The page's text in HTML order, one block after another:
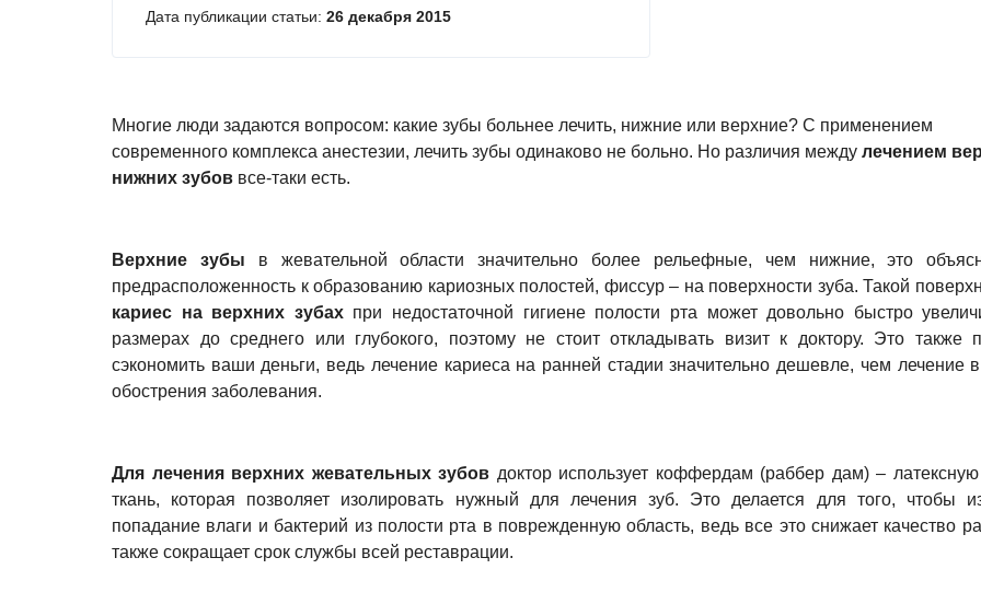
Дата публикации статьи: 26 декабря 2015
Многие люди задаются вопросом: какие зубы больнее лечить, нижние или верхние? С применением
современного комплекса анестезии, лечить зубы одинаково не больно. Но различия между лечением
нижних зубов все-таки есть.
Верхние зубы в жевательной области значительно более рельефные, чем нижние, это
предрасположенность к образованию кариозных полостей, фиссур – на поверхности зуба. Такой
кариес на верхних зубахпри недостаточной гигиене полости рта может довольно быстро
размерах до среднего или глубокого, поэтому не стоит откладывать визит к доктору. Это также
сэкономить ваши деньги, ведь лечение кариеса на ранней стадии значительно дешевле, чем лечение
обострения заболевания.
Для лечения верхних жевательных зубов доктор использует коффердам (раббер дам) –
ткань, которая позволяет изолировать нужный для лечения зуб. Это делается для того, чтобы
попадание влаги и бактерий из полости рта в поврежденную область, ведь все это снижает качество
также сокращает срок службы всей реставрации.